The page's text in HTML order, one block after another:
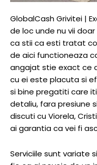
GlobalCash Grivitei |
de loc unde nu vii
ca stii ca esti tratat
de aici functioneaza
angajat stie exact ce
cu ei este placuta si
si bine pregatiti care
detaliu, fara presiune
discuti cu Viorela,
ai garantia ca vei fi
Serviciile sunt variate